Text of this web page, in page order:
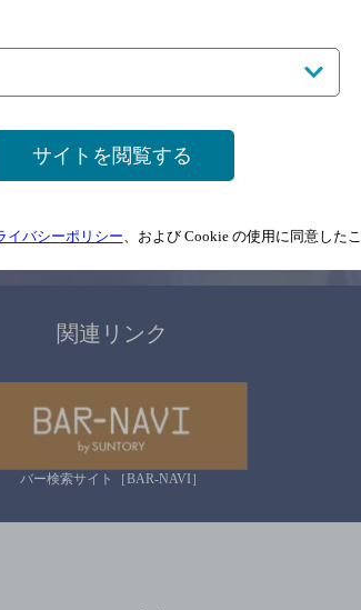
プ ご意見・ご感想 利用規約
念のためお店にご確
情報提供：ぐるなび
関連リンク
バー検索サイト［BAR-NAVI］
サイトを閲覧する
イバシーポリシー 、および Cookie の使用に同意した